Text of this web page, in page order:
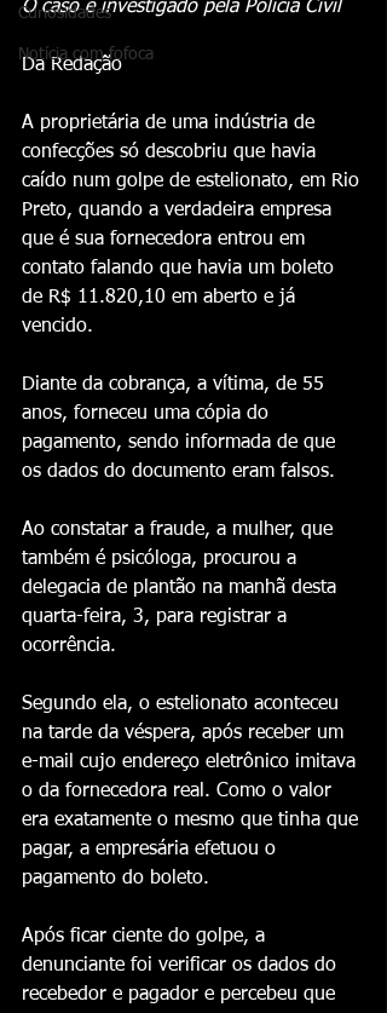
Curiosidades
Notícia com fofoca
O caso é investigado pela Polícia Civil
Da Redação
A proprietária de uma indústria de
confecções só descobriu que havia
caído num golpe de estelionato, em Rio
Preto, quando a verdadeira empresa
que é sua fornecedora entrou em
contato falando que havia um boleto
de R$ 11.820,10 em aberto e já
vencido.
Diante da cobrança, a vítima, de 55
anos, forneceu uma cópia do
pagamento, sendo informada de que
os dados do documento eram falsos.
Ao constatar a fraude, a mulher, que
também é psicóloga, procurou a
delegacia de plantão na manhã desta
quarta-feira, 3, para registrar a
ocorrência.
Segundo ela, o estelionato aconteceu
na tarde da véspera, após receber um
e-mail cujo endereço eletrônico imitava
o da fornecedora real. Como o valor
era exatamente o mesmo que tinha que
pagar, a empresária efetuou o
pagamento do boleto.
Após ficar ciente do golpe, a
denunciante foi verificar os dados do
recebedor e pagador e percebeu que